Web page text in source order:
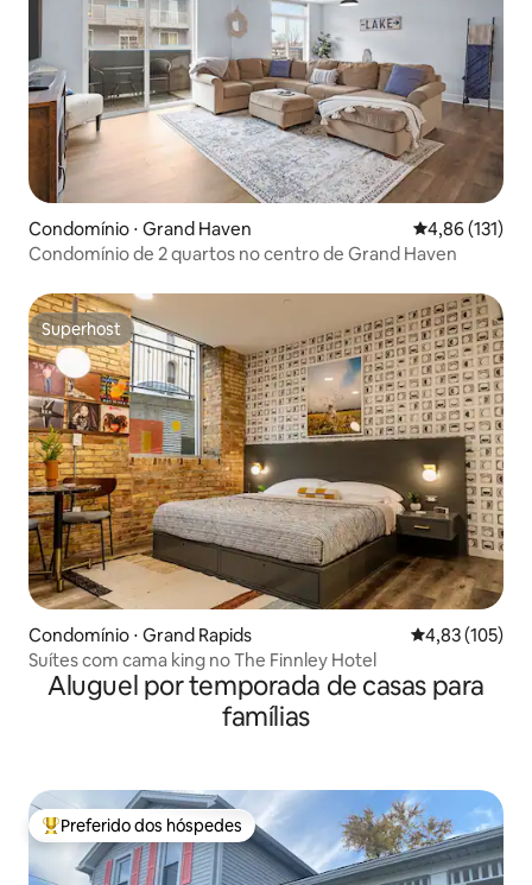
Condomínio ⋅ Grand Haven 4,86 de uma
4,86 (131)
Condomínio de 2 quartos no centro de Grand Haven
Superhost
Superhost
Condomínio ⋅ Grand Rapids 4,83 de uma
4,83 (105)
Suítes com cama king no The Finnley Hotel
Aluguel por temporada de casas para
famílias
Entre os melhores preferidos dos hóspedes
Preferido dos hóspedes